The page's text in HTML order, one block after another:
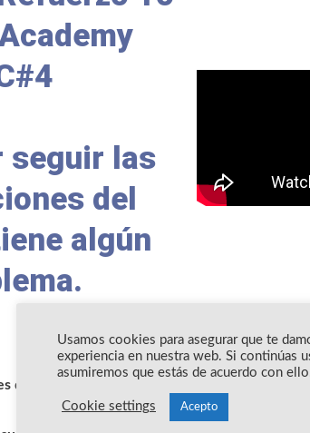
seguir las
del
algún
quedaran grabadas y se estarán subiendo a
Usamos cookies para asegurar que te
experiencia en nuestra web. Si continúas
asumiremos que estás de acuerdo con
Cookie settings Acepto